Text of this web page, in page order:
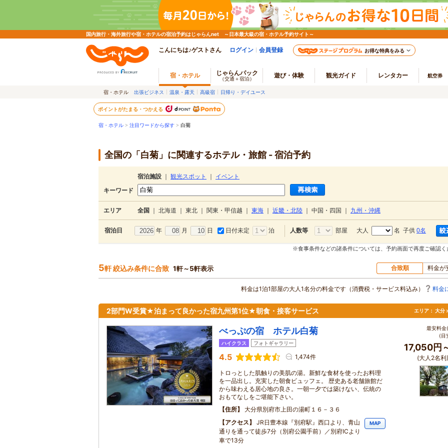
国内旅行・海外旅行や宿・ホテルの宿泊予約はじゃらんnet ～日本最大級の宿・ホテル予約サイト～
こんにちは♪ゲストさん ログイン 会員登録 お得な特典をみる
宿・ホテル じゃらんパック
（交通＋宿泊） 遊び・体験 観光ガイド レンタカー 航空券
宿・ホテル 出張ビジネス 温泉・露天 高級宿 日帰り・デイユース
ポイントがたまる・つかえる
宿・ホテル > 注目ワードから探す > 白菊
全国の「白菊」に関連するホテル・旅館 - 宿泊予約
宿泊施設 観光スポット
イベント
キーワード
エリア 全国 北海道 東北 関東・甲信越 東海 近畿・北陸 中国・四国 九州・沖縄
宿泊日 年 月 日 日付未定 泊 人数等 部屋 大人 名 子供 0名
※食事条件などの諸条件については、予約画面で再度ご確認く
5軒 絞込み条件に合致 1軒～5軒表示 合致順 料金が
料金は1泊1部屋の大人1名分の料金です（消費税・サービス料込み） 料金
2部門W受賞★泊まって良かった宿九州第1位★朝食・接客サービス エリア： 大分
べっぷの宿 ホテル白菊
ハイクラス フォトギャラリー
4.5 1,474件
トロっとした肌触りの美肌の湯。新鮮な食材を使ったお料理
を一品出し。充実した朝食ビュッフェ。 歴史ある老舗旅館だ
から味わえる居心地の良さ。一朝一夕では築けない、伝統の
おもてなしをご堪能下さい。
住所
大分県別府市上田の湯町１６－３６
アクセス
JR日豊本線『別府駅』西口より、青山
通りを通って徒歩7分（別府公園手前）／別府ICより
車で13分
MAP
最安料金
(目
17,050円
(大人2名利